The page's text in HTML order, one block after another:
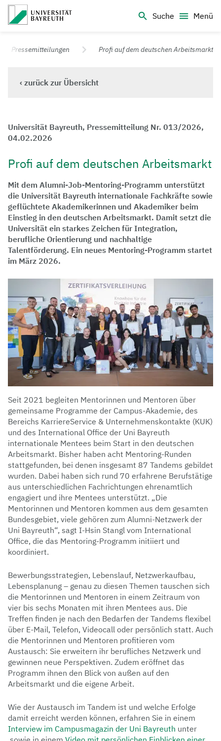
Suche
Menü
Universität Bayreuth – Deine Top-Campus-Uni
Pressemitteilungen Profi auf dem deutschen Arbeitsmarkt
‹ zurück zur Übersicht
Universität Bayreuth, Pressemitteilung Nr. 013/2026,
04.02.2026
Profi auf dem deutschen Arbeitsmarkt
Mit dem Alumni-Job-Mentoring-Programm unterstützt
die Universität Bayreuth internationale Fachkräfte sowie
geflüchtete Akademikerinnen und Akademiker beim
Einstieg in den deutschen Arbeitsmarkt. Damit setzt die
Universität ein starkes Zeichen für Integration,
berufliche Orientierung und nachhaltige
Talentförderung. Ein neues Mentoring-Programm startet
im März 2026.
Seit 2021 begleiten Mentorinnen und Mentoren über
gemeinsame Programme der Campus-Akademie, des
Bereichs KarriereService & Unternehmenskontakte (KUK)
und des International Office der Uni Bayreuth
internationale Mentees beim Start in den deutschen
Arbeitsmarkt. Bisher haben acht Mentoring-Runden
stattgefunden, bei denen insgesamt 87 Tandems gebildet
wurden. Dabei haben sich rund 70 erfahrene Berufstätige
aus unterschiedlichen Fachrichtungen ehrenamtlich
engagiert und ihre Mentees unterstützt. „Die
Mentorinnen und Mentoren kommen aus dem gesamten
Bundesgebiet, viele gehören zum Alumni-Netzwerk der
Uni Bayreuth“, sagt I-Hsin Stangl vom International
Office, die das Mentoring-Programm initiiert und
koordiniert.
Bewerbungsstrategien, Lebenslauf, Netzwerkaufbau,
Lebensplanung – genau zu diesen Themen tauschen sich
die Mentorinnen und Mentoren in einem Zeitraum von
vier bis sechs Monaten mit ihren Mentees aus. Die
Treffen finden je nach den Bedarfen der Tandems flexibel
über E-Mail, Telefon, Videocall oder persönlich statt. Auch
die Mentorinnen und Mentoren profitieren vom
Austausch: Sie erweitern ihr berufliches Netzwerk und
gewinnen neue Perspektiven. Zudem eröffnet das
Programm ihnen den Blick von außen auf den
Arbeitsmarkt und die eigene Arbeit.
Wie der Austausch im Tandem ist und welche Erfolge
damit erreicht werden können, erfahren Sie in einem
Interview im Campusmagazin der Uni Bayreuth unter